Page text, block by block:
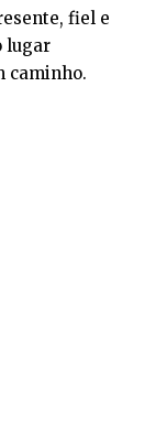
fiel e
lugar
caminho.